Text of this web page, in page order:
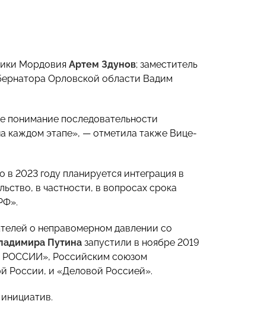
Мордовия Артем Здунов; заместитель
Орловской области Вадим
понимание последовательности
каждом этапе», — отметила также Вице-
2023 году планируется интеграция в
в частности, в вопросах срока
о неправомерном давлении со
Путина запустили в ноябре 2019
РОССИИ», Российским союзом
России, и «Деловой Россией».